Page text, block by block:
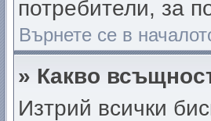
потребители, за
Върнете се в
» Какво
Изтрий всички